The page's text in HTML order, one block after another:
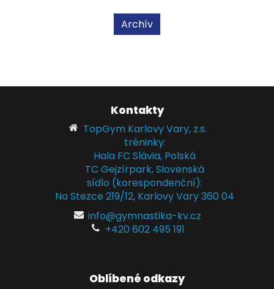
Archív
Kontakty
TopGym Karlovy Vary, z.s.
tréninky:
Hala FC Slávia, Polská
TC Gejzírpark, Slovenská
sídlo (korespondenční):
Na Stezce 219/12, Karlovy Vary 360 04
info@gymnastika-kv.cz
+420 602 495 191
Oblíbené odkazy